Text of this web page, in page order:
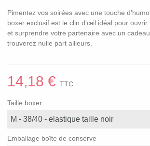
Pimentez vos soirées avec une touche
boxer exclusif est le clin d'œil idéal pour ouvrir
et surprendre votre partenaire avec un
trouverez nulle part ailleurs.
14,18 € TTC
Taille boxer
Emballage boîte de conserve